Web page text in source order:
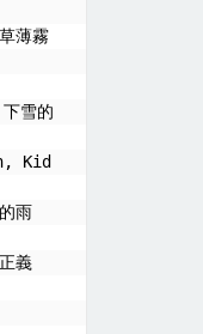
薄霧
下雪的
雨
義